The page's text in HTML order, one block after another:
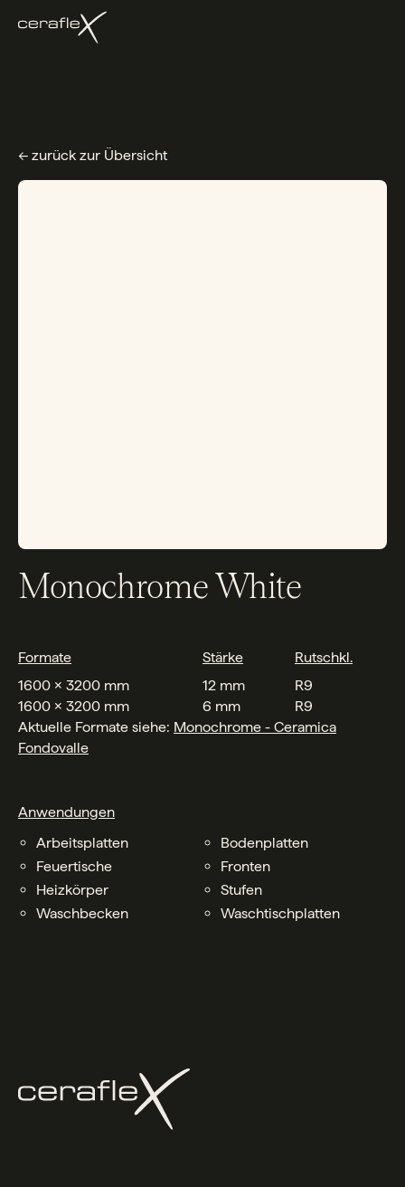
← zurück zur Übersicht
Monochrome White
Formate Stärke
Rutschkl.
1600 x 3200 mm
12 mm
R9
1600 x 3200 mm
6 mm
R9
Aktuelle Formate siehe: Monochrome - Ceramica
Fondovalle
Anwendungen
Arbeitsplatten
Bodenplatten
Feuertische
Fronten
Heizkörper
Stufen
Waschbecken
Waschtischplatten